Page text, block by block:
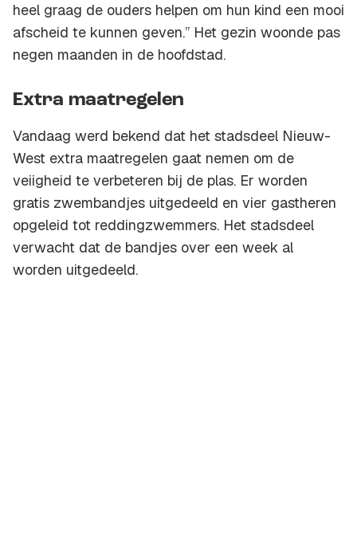
heel graag de ouders helpen om hun kind een mooi
afscheid te kunnen geven.” Het gezin woonde pas
negen maanden in de hoofdstad.
Extra maatregelen
Vandaag werd bekend dat het stadsdeel Nieuw-
West extra maatregelen gaat nemen om de
veiigheid te verbeteren bij de plas. Er worden
gratis zwembandjes uitgedeeld en vier gastheren
opgeleid tot reddingzwemmers. Het stadsdeel
verwacht dat de bandjes over een week al
worden uitgedeeld.